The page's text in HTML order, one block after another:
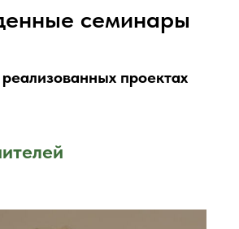
семинары
проектах